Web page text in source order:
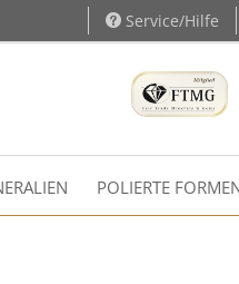
Service/Hilfe
POLIERTE